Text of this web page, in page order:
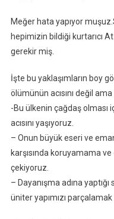
Meğer hata yapıyor
hepimizin bildiği kurtarıcı
gerekir miş.
İşte bu yaklaşımların boy
ölümünün acısını değil ama
-Bu ülkenin çağdaş olması
acısını yaşıyoruz.
– Onun büyük eseri ve
karşısında koruyamama
çekiyoruz.
– Dayanışma adına
üniter yapımızı